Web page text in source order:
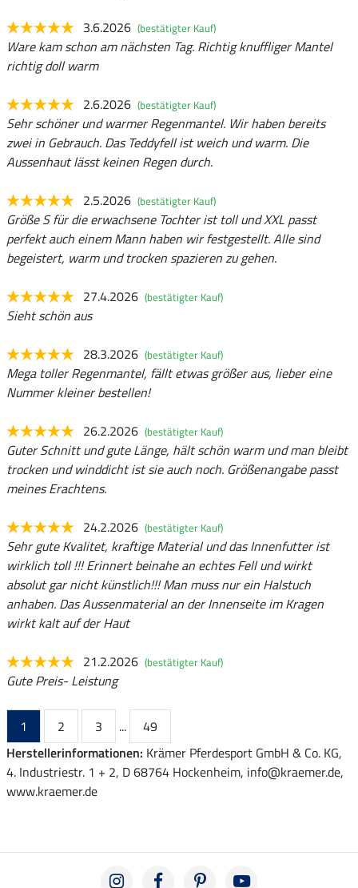
3.6.2026 (bestätigter Kauf)
Ware kam schon am nächsten Tag. Richtig knuffliger Mantel
richtig doll warm
2.6.2026 (bestätigter Kauf)
Sehr schöner und warmer Regenmantel. Wir haben bereits
zwei in Gebrauch. Das Teddyfell ist weich und warm. Die
Aussenhaut lässt keinen Regen durch.
2.5.2026 (bestätigter Kauf)
Größe S für die erwachsene Tochter ist toll und XXL passt
perfekt auch einem Mann haben wir festgestellt. Alle sind
begeistert, warm und trocken spazieren zu gehen.
27.4.2026 (bestätigter Kauf)
Sieht schön aus
28.3.2026 (bestätigter Kauf)
Mega toller Regenmantel, fällt etwas größer aus, lieber eine
Nummer kleiner bestellen!
26.2.2026 (bestätigter Kauf)
Guter Schnitt und gute Länge, hält schön warm und man bleibt
trocken und winddicht ist sie auch noch. Größenangabe passt
meines Erachtens.
24.2.2026 (bestätigter Kauf)
Sehr gute Kvalitet, kraftige Material und das Innenfutter ist
wirklich toll !!! Erinnert beinahe an echtes Fell und wirkt
absolut gar nicht künstlich!!! Man muss nur ein Halstuch
anhaben. Das Aussenmaterial an der Innenseite im Kragen
wirkt kalt auf der Haut
21.2.2026 (bestätigter Kauf)
Gute Preis- Leistung
1 2 3 ...
49
Herstellerinformationen: Krämer Pferdesport GmbH & Co. KG,
4. Industriestr. 1 + 2, D 68764 Hockenheim, info@kraemer.de,
www.kraemer.de